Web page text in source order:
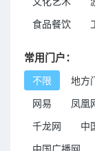
食品餐饮
常用门户：
不限 地方
网易
凤凰
千龙网
中